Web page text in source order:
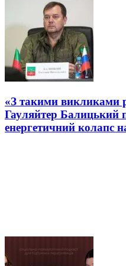
«З такими викликами
Гауляйтер Балицький
енергетичний колапс